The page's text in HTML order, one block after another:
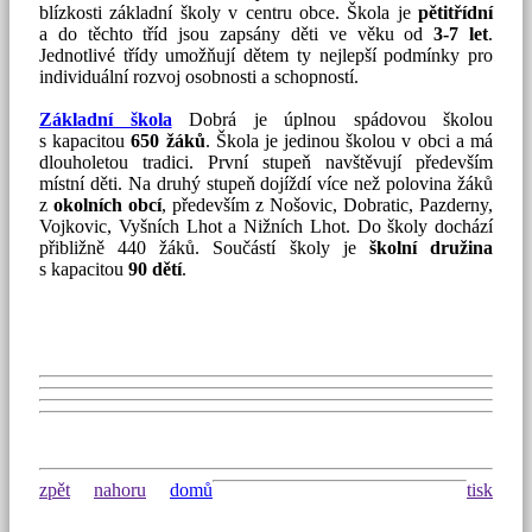
blízkosti základní školy v centru obce. Škola je pětitřídní
a do těchto tříd jsou zapsány děti ve věku od3-7 let.
Jednotlivé třídy umožňují dětem ty nejlepší podmínky pro
individuální rozvoj osobnosti a schopností.
Základní škola Dobrá je úplnou spádovou školou
s kapacitou650 žáků. Škola je jedinou školou v obci a má
dlouholetou tradici. První stupeň navštěvují především
místní děti. Na druhý stupeň dojíždí více než polovina žáků
z okolních obcí, především z Nošovic, Dobratic, Pazderny,
Vojkovic, Vyšních Lhot a Nižních Lhot. Do školy dochází
přibližně 440 žáků. Součástí školy je školní družina
s kapacitou 90 dětí.
zpět nahoru domů tisk